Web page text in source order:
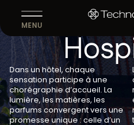
MENU
ACCUEIL - L’EXPÉRIENCE -
QUAND LE SON
Dans un hôtel, chaque
sensation participe à une
chorégraphie d’accueil. La
lumière, les matières, les
parfums convergent vers une
promesse unique : celle d’un